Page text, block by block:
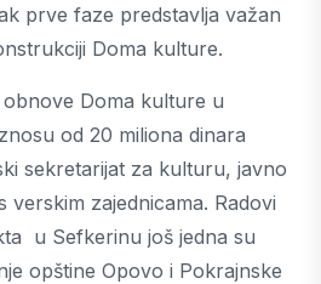
prve faze predstavlja važan
Doma kulture.
Doma kulture u
od 20 miliona dinara
sekretarijat za kulturu, javno
verskim zajednicama. Radovi
u Sefkerinu još jedna su
opštine Opovo i Pokrajnske